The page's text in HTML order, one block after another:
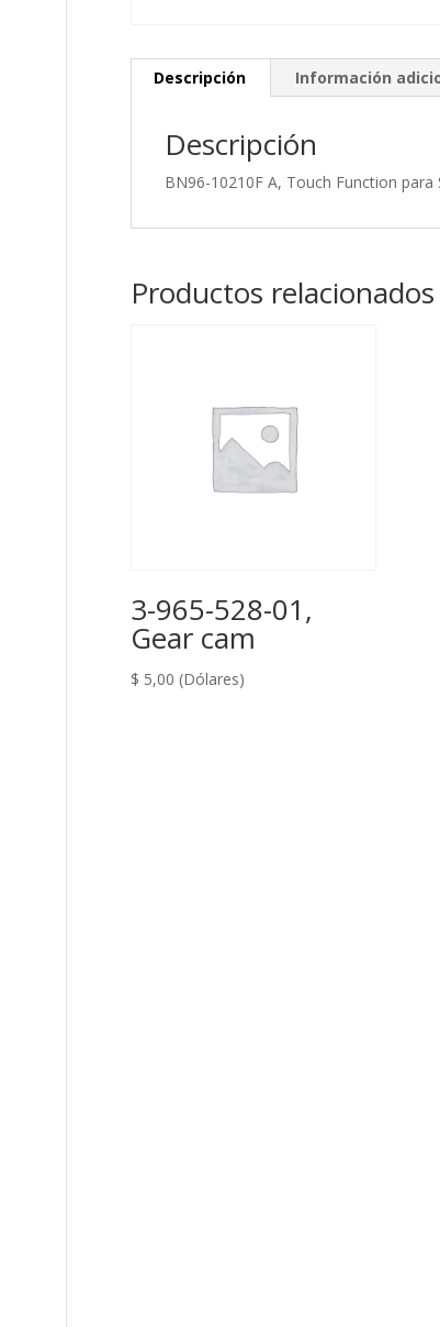
Descripción Información
Descripción
BN96-10210F A, Touch Function
Productos relacionados
3-965-528-01,
Gear cam
$ 5,00 (Dólares)